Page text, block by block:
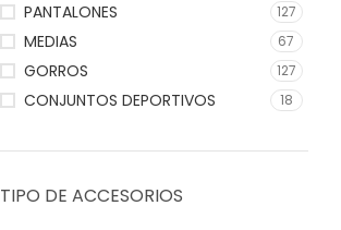
PANTALONES 127
MEDIAS 67
GORROS 127
CONJUNTOS DEPORTIVOS 18
TIPO DE ACCESORIOS